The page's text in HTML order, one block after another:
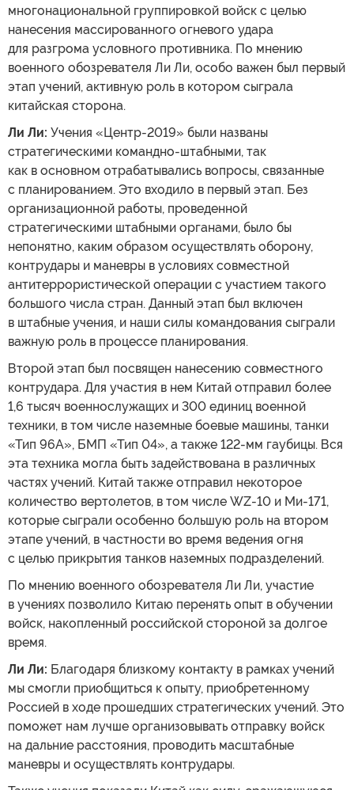
многонациональной группировкой войск с целью
нанесения массированного огневого удара
для разгрома условного противника. По мнению
военного обозревателя Ли Ли, особо важен был первый
этап учений, активную роль в котором сыграла
китайская сторона.
Ли Ли: Учения «Центр-2019» были названы
стратегическими командно-штабными, так
как в основном отрабатывались вопросы, связанные
с планированием. Это входило в первый этап. Без
организационной работы, проведенной
стратегическими штабными органами, было бы
непонятно, каким образом осуществлять оборону,
контрудары и маневры в условиях совместной
антитеррористической операции с участием такого
большого числа стран. Данный этап был включен
в штабные учения, и наши силы командования сыграли
важную роль в процессе планирования.
Второй этап был посвящен нанесению совместного
контрудара. Для участия в нем Китай отправил более
1,6 тысяч военнослужащих и 300 единиц военной
техники, в том числе наземные боевые машины, танки
«Тип 96А», БМП «Тип 04», а также 122-мм гаубицы. Вся
эта техника могла быть задействована в различных
частях учений. Китай также отправил некоторое
количество вертолетов, в том числе WZ-10 и Ми-171,
которые сыграли особенно большую роль на втором
этапе учений, в частности во время ведения огня
с целью прикрытия танков наземных подразделений.
По мнению военного обозревателя Ли Ли, участие
в учениях позволило Китаю перенять опыт в обучении
войск, накопленный российской стороной за долгое
время.
Ли Ли: Благодаря близкому контакту в рамках учений
мы смогли приобщиться к опыту, приобретенному
Россией в ходе прошедших стратегических учений. Это
поможет нам лучше организовывать отправку войск
на дальние расстояния, проводить масштабные
маневры и осуществлять контрудары.